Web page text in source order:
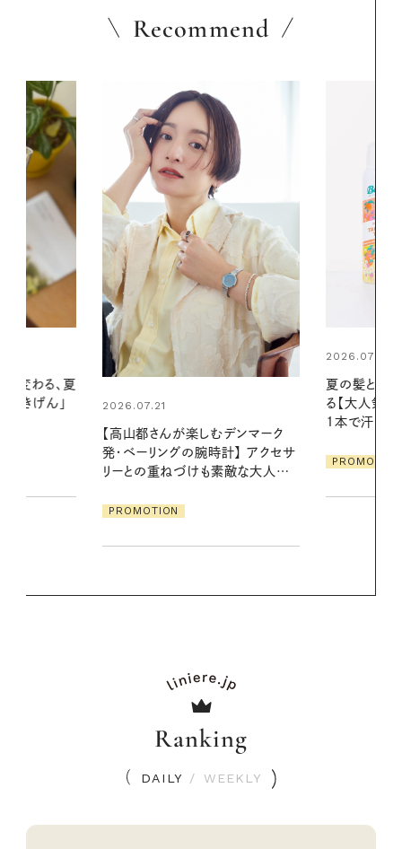
Recommend
2026.07.24
る【大人気のドライシャンプー】 この
PROMOTION
2026.06.01
暑い夏のナイ
える夜の爽
Ranking
DAILY / WEEKLY